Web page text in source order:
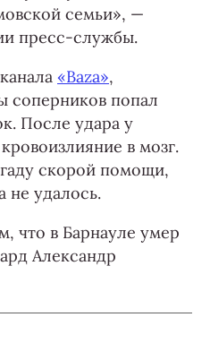
семьи», —
пресс-службы.
«Baza»,
соперников попал
После удара у
в мозг.
скорой помощи,
не удалось.
что в Барнауле умер
Александр